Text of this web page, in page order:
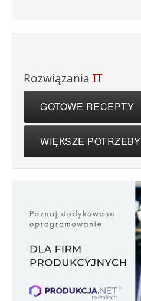
Rozwiązania IT
GOTOWE RECEPTY
WIĘKSZE POTRZEBY